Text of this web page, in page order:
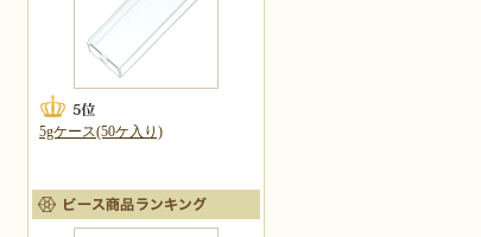
5gケース(50ケ入り)